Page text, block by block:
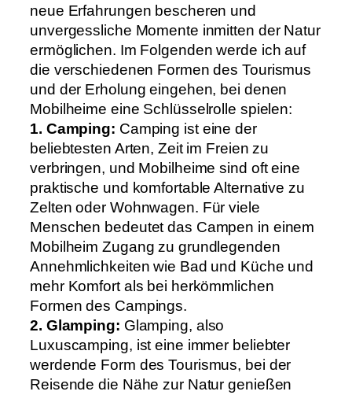
neue Erfahrungen bescheren und
unvergessliche Momente inmitten der Natur
ermöglichen. Im Folgenden werde ich auf
die verschiedenen Formen des Tourismus
und der Erholung eingehen, bei denen
Mobilheime eine Schlüsselrolle spielen:
1. Camping: Camping ist eine der
beliebtesten Arten, Zeit im Freien zu
verbringen, und Mobilheime sind oft eine
praktische und komfortable Alternative zu
Zelten oder Wohnwagen. Für viele
Menschen bedeutet das Campen in einem
Mobilheim Zugang zu grundlegenden
Annehmlichkeiten wie Bad und Küche und
mehr Komfort als bei herkömmlichen
Formen des Campings.
2. Glamping: Glamping, also
Luxuscamping, ist eine immer beliebter
werdende Form des Tourismus, bei der
Reisende die Nähe zur Natur genießen